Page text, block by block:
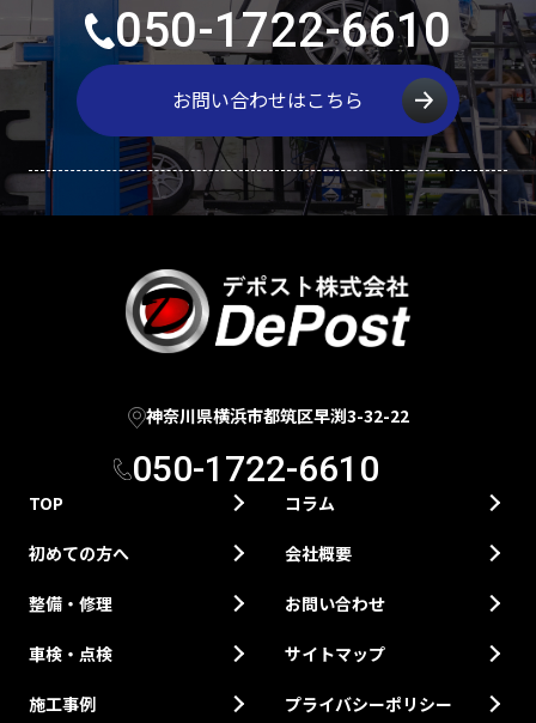
050-1722-6610
お問い合わせはこちら
神奈川県横浜市都筑区早渕3-32-22
050-1722-6610
TOP
初めての方へ
整備・修理
車検・点検
施工事例
コラム
会社概要
お問い合わせ
サイトマップ
プライバシーポリシー